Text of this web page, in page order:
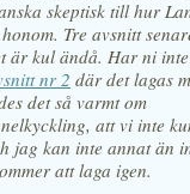
skeptisk till hur
Tre avsnitt
är kul ändå. Har ni
nr 2 där det lagas
det så varmt om
att vi inte
jag kan inte annat än
att laga igen.